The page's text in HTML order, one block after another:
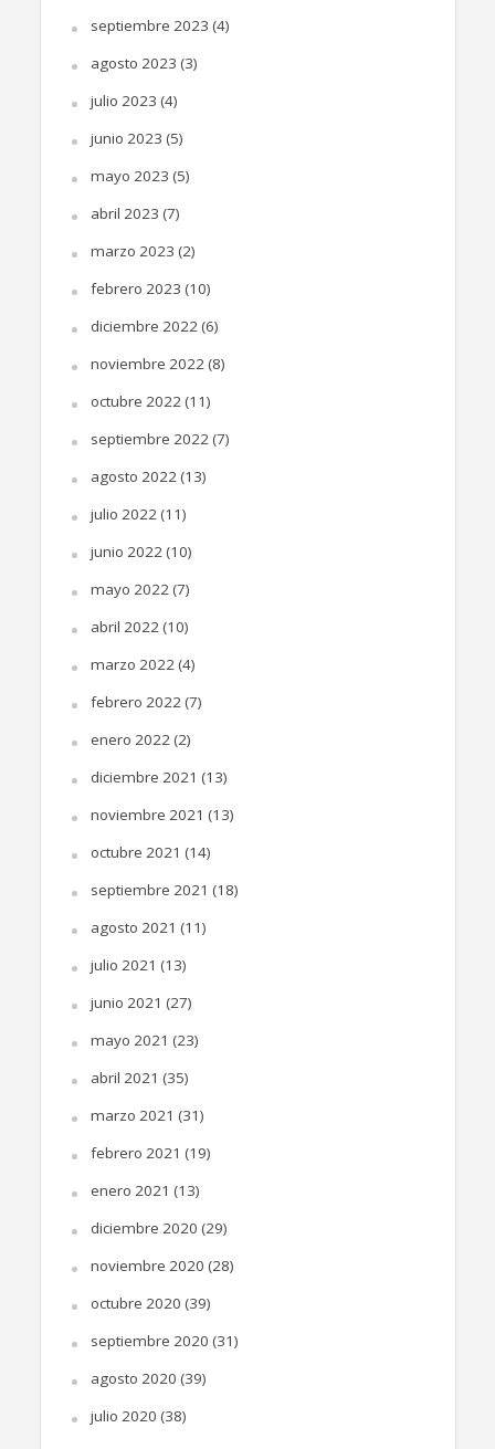
septiembre 2023 (4)
agosto 2023 (3)
julio 2023 (4)
junio 2023 (5)
mayo 2023 (5)
abril 2023 (7)
marzo 2023 (2)
febrero 2023 (10)
diciembre 2022(6)
noviembre 2022(8)
octubre 2022(11)
septiembre 2022(7)
agosto 2022(13)
julio 2022(11)
junio 2022(10)
mayo 2022(7)
abril 2022(10)
marzo 2022(4)
febrero 2022(7)
enero 2022(2)
diciembre 2021 (13)
noviembre 2021 (13)
octubre 2021 (14)
septiembre 2021 (18)
agosto 2021 (11)
julio 2021 (13)
junio 2021 (27)
mayo 2021 (23)
abril 2021 (35)
marzo 2021 (31)
febrero 2021 (19)
enero 2021 (13)
diciembre 2020 (29)
noviembre 2020 (28)
octubre 2020 (39)
septiembre 2020 (31)
agosto 2020 (39)
julio 2020 (38)